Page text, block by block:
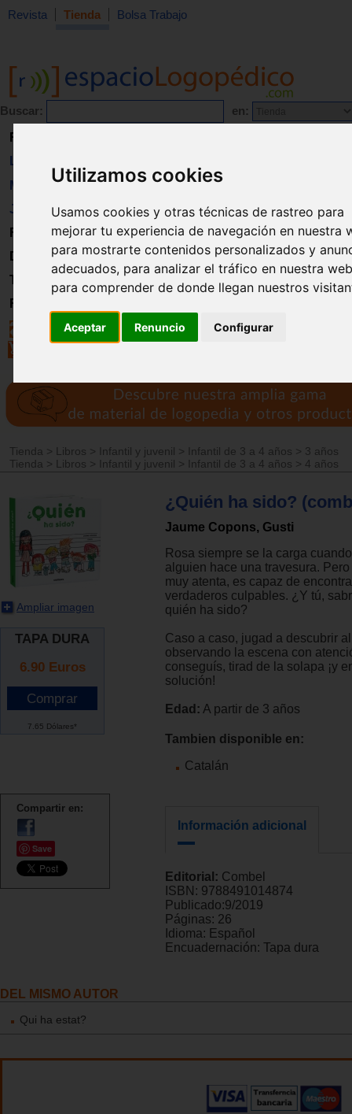
Utilizamos cookies
Usamos cookies y otras técnicas de rastreo para
mejorar tu experiencia de navegación en nuestra
para mostrarte contenidos personalizados y
adecuados, para analizar el tráfico en nuestra
para comprender de donde llegan nuestros
Aceptar Renuncio Configurar
Revista Tienda Bolsa Trabajo
Buscar: en:
Revista
Libros
Material
Juguetes
Formación
Directorio
Trabajo
Registro
Tienda > Libros > Infantil y juvenil > Infantil de 3 a 4 años > 3 años
Tienda
> Libros > Infantil y juvenil > Infantil de 3 a 4 años > 4 años
Ampliar imagen
TAPA DURA
6.90 Euros
7.65 Dólares*
Compartir en:
Save
¿Quién ha sido?
Jaume Copons, Gusti
Rosa siempre se la carga
alguien hace una travesura.
muy atenta, es capaz de
verdaderos culpables. ¿Y tú,
quién ha sido?
Caso a caso, jugad a descubrir
observando la escena con
conseguís, tirad de la solapa ¡y
solución!
Edad: A partir de 3 años
Tambien disponible en:
Catalán
Información adicional
Editorial: Combel
ISBN: 9788491014874
Publicado:9/2019
Páginas: 26
Idioma: Español
Encuadernación: Tapa dura
DEL MISMO AUTOR
Qui ha estat?